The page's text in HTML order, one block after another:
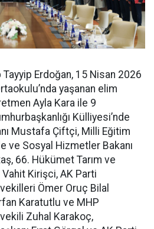
Erdoğan, 15 Nisan 2026
yaşanan elim
Ayla Kara ile 9
Külliyesi’nde
Mustafa Çiftçi, Milli Eğitim
ve Sosyal Hizmetler Bakanı
66. Hükümet Tarım ve
Vahit Kirişci, AK Parti
Ömer Oruç Bilal
Karatutlu ve MHP
Zuhal Karakoç,